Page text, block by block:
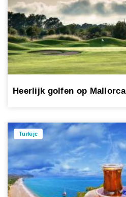
Heerlijk golfen op Mallorca
Turkije